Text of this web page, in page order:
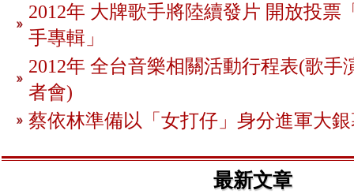
2012年 大牌歌手將陸續發片 開放投票
手專輯」
2012年 全台音樂相關活動行程表(歌手
者會)
蔡依林準備以「女打仔」身分進軍大
最新文章